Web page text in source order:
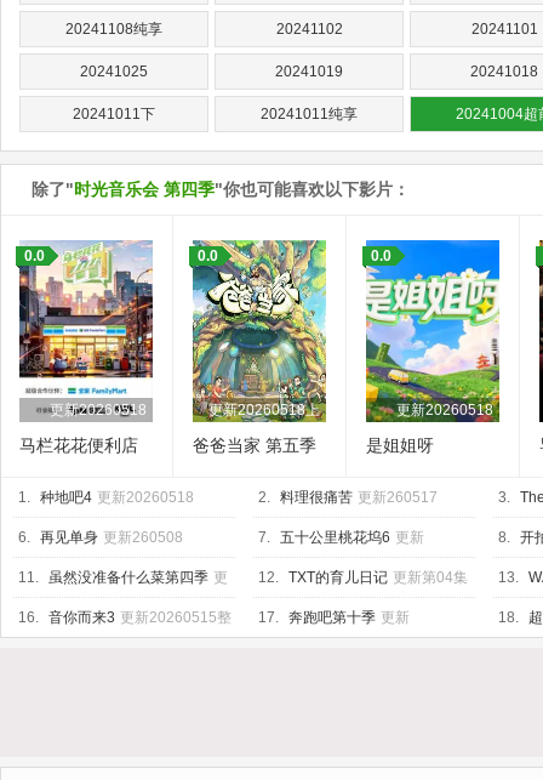
20241108纯享 20241102 20241101
20241025 20241019 20241018
20241011下 20241011纯享 20241004超
除了"时光音乐会 第四季"你也可能喜欢以下影片：
更新20260518
0.0
马栏花花便利店
更新20260518上
0.0
爸爸当家 第五季
更新20260518
0.0
是姐姐呀
1. 种地吧4 更新20260518 2. 料理很痛苦 更新260517 3.
6. 再见单身 更新260508 7. 五十公里桃花坞6 更新
20260518上
8. 开
04集
11. 虽然没准备什么菜第四季 更
新260515
12. TXT的育儿日记 更新第04集 13.
Base
16. 音你而来3 更新20260515整 17. 奔跑吧第十季 更新 18.